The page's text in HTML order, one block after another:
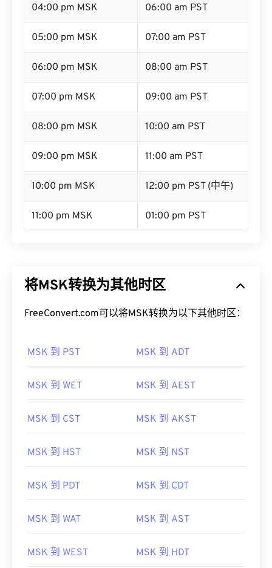
04:00 pm MSK 06:00 am PST
05:00 pm MSK 07:00 am PST
06:00 pm MSK 08:00 am PST
07:00 pm MSK 09:00 am PST
08:00 pm MSK 10:00 am PST
09:00 pm MSK 11:00 am PST
10:00 pm MSK 12:00 pm PST (中午)
11:00 pm MSK 01:00 pm PST
将MSK转换为其他时区
FreeConvert.com可以将MSK转换为以下其他时区：
MSK 到 PST MSK 到 ADT
MSK 到 WET MSK 到 AEST
MSK 到 CST MSK 到 AKST
MSK 到 HST MSK 到 NST
MSK 到 PDT MSK 到 CDT
MSK 到 WAT MSK 到 AST
MSK 到 WEST MSK 到 HDT